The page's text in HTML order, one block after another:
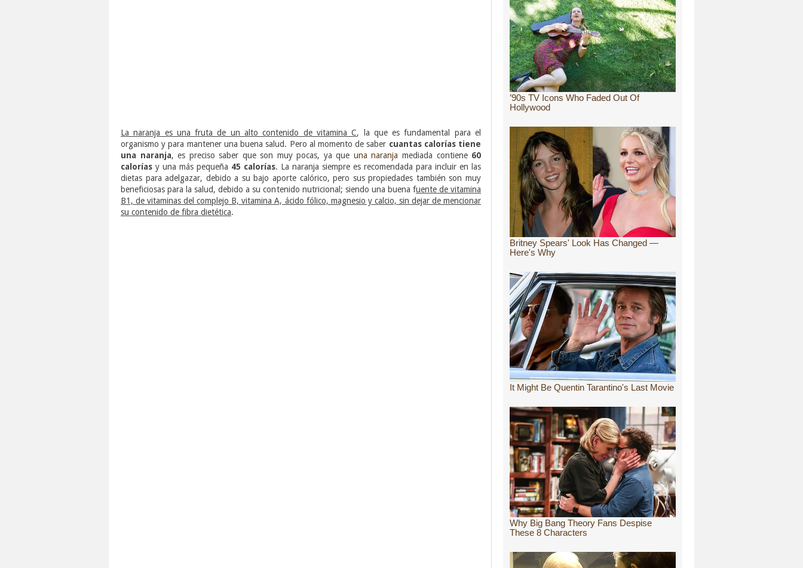
La naranja es una fruta de un alto contenido de vitamina C, la que es fundamental para el
organismo y para mantener una buena salud. Pero al momento de saber cuantas calorías tiene
una naranja, es preciso saber que son muy pocas, ya que una naranja mediada contiene60
calorías y una más pequeña 45 calorías. La naranja siempre es recomendada para incluir en las
dietas para adelgazar, debido a su bajo aporte calórico, pero sus propiedades también son muy
beneficiosas para la salud, debido a su contenido nutricional; siendo una buena fuente de vitamina
B1, de vitaminas del complejo B, vitamina A, ácido fólico, magnesio y calcio, sin dejar de mencionar
su contenido de fibra dietética.